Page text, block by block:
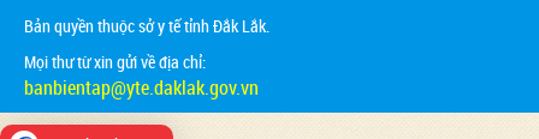
Bản quyền thuộc sở y tế tỉnh Đắk Lắk.
Mọi thư từ xin gửi về địa chỉ:
banbientap@yte.daklak.gov.vn